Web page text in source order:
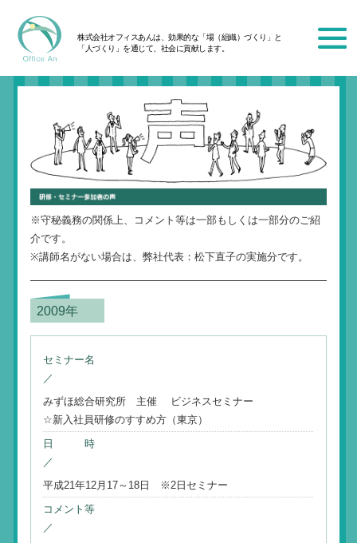
株式会社オフィスあんは、効果的な「場（組織）づくり」と
「人づくり」を通じて、社会に貢献します。
※守秘義務の関係上、コメント等は一部もしくは一部分のご紹
介です。
※講師名がない場合は、弊社代表：松下直子の実施分です。
2009年
セミナー名
／
みずほ総合研究所 主催 ビジネスセミナー
☆新入社員研修のすすめ方（東京）
日 時
／
平成21年12月17～18日 ※2日セミナー
コメント等
／